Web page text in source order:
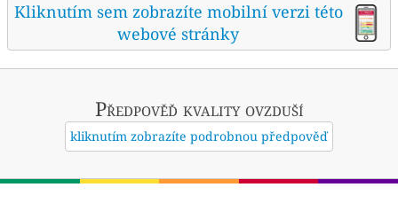
Kliknutím sem zobrazíte mobilní verzi této
webové stránky
Předpověď kvality ovzduší
kliknutím zobrazíte podrobnou předpověď